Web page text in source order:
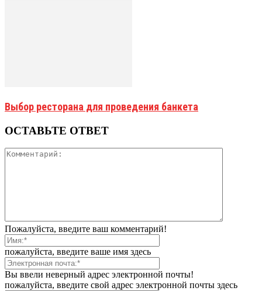
Выбор ресторана для проведения банкета
ОСТАВЬТЕ ОТВЕТ
Пожалуйста, введите ваш комментарий!
пожалуйста, введите ваше имя здесь
Вы ввели неверный адрес электронной почты!
пожалуйста, введите свой адрес электронной почты здесь